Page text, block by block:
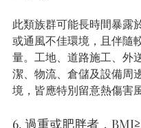
此類族群可能長時間暴露
或通風不佳環境，且伴隨
量。工地、道路施工、外
潔、物流、倉儲及設備周
境，皆應特別留意熱傷害
6. 過重或肥胖者，